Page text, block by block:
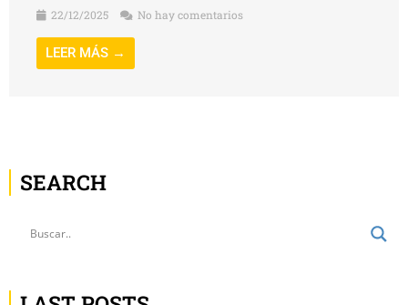
22/12/2025
No hay comentarios
LEER MÁS →
SEARCH